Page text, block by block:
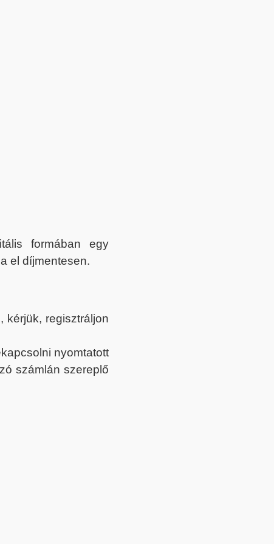
formában egy
el díjmentesen.
kérjük, regisztráljon
nyomtatott
számlán szereplő